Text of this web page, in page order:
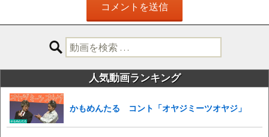
検
索:
人気動画ランキング
かもめんたる コント「オヤジミーツオヤジ」